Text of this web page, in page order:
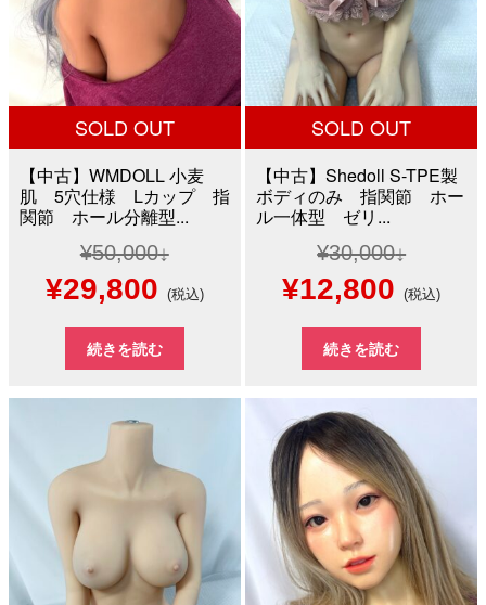
た。
す。
た。
す。
SOLD OUT
【中古】WMDOLL 小麦
肌 5穴仕様 Lカップ 指
関節 ホール分離型...
¥50,000
元
の
価
¥50,000
で
し
¥29,800現
在
の
格
は
¥29,800
で
(税込)
続きを読む
SOLD OUT
【中古】Shedoll S-TPE製
ボディのみ 指関節 ホー
ル一体型 ゼリ...
¥30,000
元
の
価
格
は
¥30,000
で
し
¥12,800 現
在
の
格
は
で
(税込)
続きを読む